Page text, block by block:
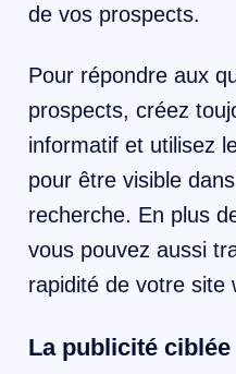
de vos prospects.
Pour répondre aux
prospects, créez
informatif et utilisez
pour être visible
recherche. En plus
vous pouvez aussi
rapidité de votre site
La publicité ciblée